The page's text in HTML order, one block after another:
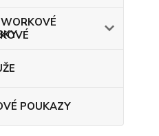
POUKAZY